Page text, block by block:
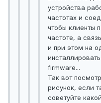
устройства
частотах и
чтобы клиенты
частоте, а
и при этом на
firmware...
Так вот
рисунок, если
советуйте